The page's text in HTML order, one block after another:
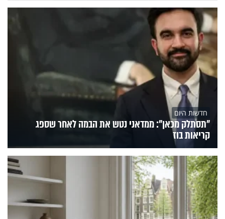
חדשות היום
"תסתלק מכאן": ממדאני נטש את הבמה לאחר שספג
קריאות בוז